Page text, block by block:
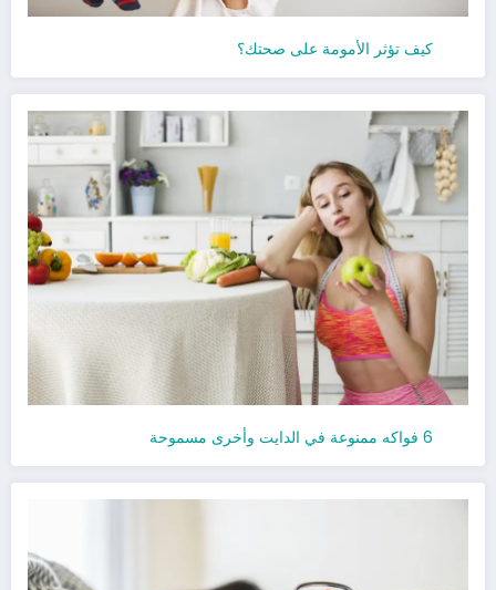
كيف تؤثر الأمومة على صحتك؟
6 فواكه ممنوعة في الدايت وأخرى مسموحة